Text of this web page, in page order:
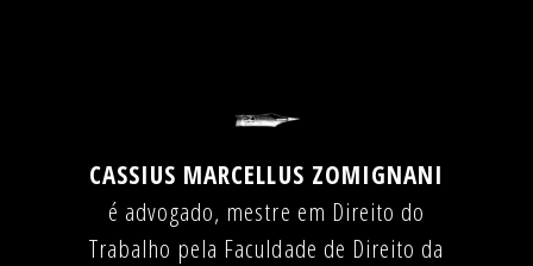
CASSIUS MARCELLUS ZOMIGNANI
é advogado, mestre em Direito do
Trabalho pela Faculdade de Direito da